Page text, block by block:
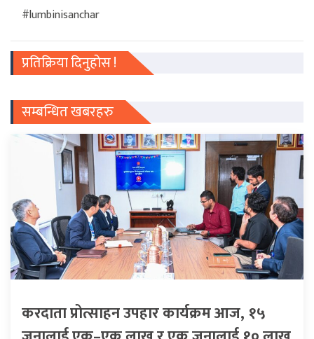
#lumbinisanchar
प्रतिक्रिया दिनुहोस !
सम्बन्धित खबरहरु
करदाता प्रोत्साहन उपहार कार्यक्रम आज, १५